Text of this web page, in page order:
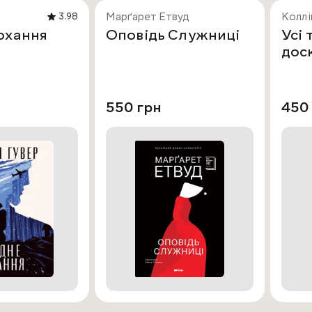
3.98 Марґарет Етвуд
Оповідь Служниці
550 грн
Усі
450